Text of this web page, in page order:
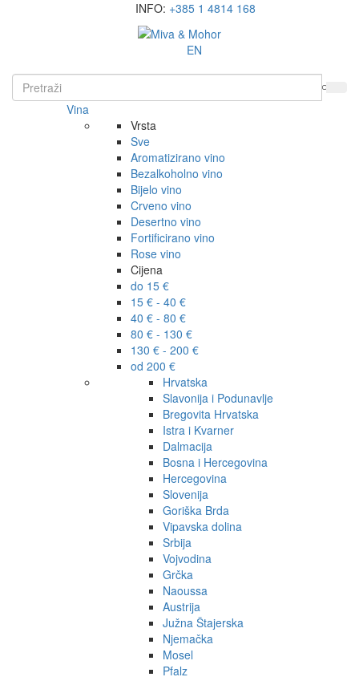
INFO: +385 1 4814 168
EN
Vina
Vrsta
Sve
Aromatizirano vino
Bezalkoholno vino
Bijelo vino
Crveno vino
Desertno vino
Fortificirano vino
Rose vino
Cijena
do 15 €
15 € - 40 €
40 € - 80 €
80 € - 130 €
130 € - 200 €
od 200 €
Hrvatska
Slavonija i Podunavlje
Bregovita Hrvatska
Istra i Kvarner
Dalmacija
Bosna i Hercegovina
Hercegovina
Slovenija
Goriška Brda
Vipavska dolina
Srbija
Vojvodina
Grčka
Naoussa
Austrija
Južna Štajerska
Njemačka
Mosel
Pfalz